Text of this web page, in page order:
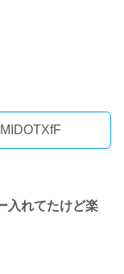
入れてたけど楽